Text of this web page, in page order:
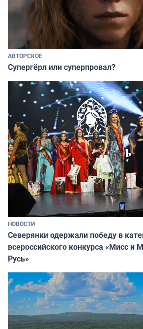
АВТОРСКОЕ
Супергёрл или суперпровал?
НОВОСТИ
Северянки одержали победу в
всероссийского конкурса «Мисс и
Русь»